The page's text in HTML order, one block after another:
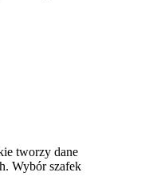
tworzy dane
Wybór szafek